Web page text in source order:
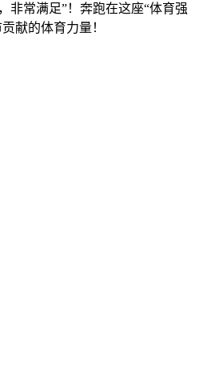
非常满足”！奔跑在这座“体育强
献的体育力量！